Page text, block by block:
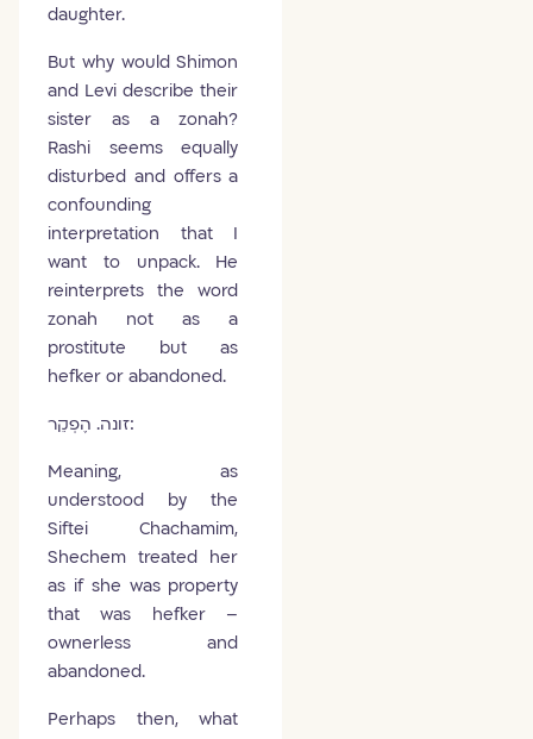
daughter.
But why would Shimon
and Levi describe their
sister as a zonah?
Rashi seems equally
disturbed and offers a
confounding
interpretation that I
want to unpack. He
reinterprets the word
zonah not as a
prostitute but as
hefker or abandoned.
Meaning, as
understood by the
Siftei Chachamim,
Shechem treated her
as if she was property
that was hefker –
ownerless and
abandoned.
Perhaps then, what